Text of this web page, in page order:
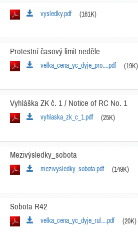
vysledky.pdf (161K)
Protestní časový limit neděle
velka_cena_yc_dyje_pro....pdf (19K)
Vyhláška ZK č. 1 / Notice of RC No. 1
vyhlaska_zk_c_1.pdf (25K)
Mezivýsledky_sobota
mezivysledky_sobota.pdf (149K)
Sobota R42
velka_cena_yc_dyje_rul....pdf (20K)